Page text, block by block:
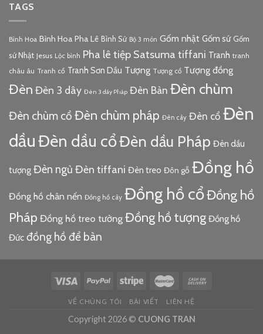
TAGS
Bình Hoa Bình Hoa Pha Lê Bình Sứ Bộ 3 món Gốm nhật Gốm sứ Gốm
sứ Nhật Jesus Lộc bình Pha lê tiệp Satsuma tiffani Tranh tranh
châu âu Tranh cổ Tranh Sơn Dầu Tượng Tượng cổ Tượng đồng
Đèn Đèn 3 dây Đèn 3 dây Pháp Đèn Bàn Đèn chùm
Đèn chùm cổ Đèn chùm pháp Đèn cây Đèn cổ Đèn
dầuĐèn dầu cổĐèn dầu Pháp Đèn dầu
tượng Đèn ngủ Đèn tiffani Đèn treo Đôn gỗ Đồng hồ
Đồng hồ chân nến Đồng hồ cây Đồng hồ cổĐồng hồ
Pháp Đồng hồ treo tường Đồng hồ tượng Đồng hồ
Đức đồng hồ để bàn
VỀ CHÚNG TÔI BÀI VIẾT LIÊN HỆ
Copyright 2026 © CUONG TRAN